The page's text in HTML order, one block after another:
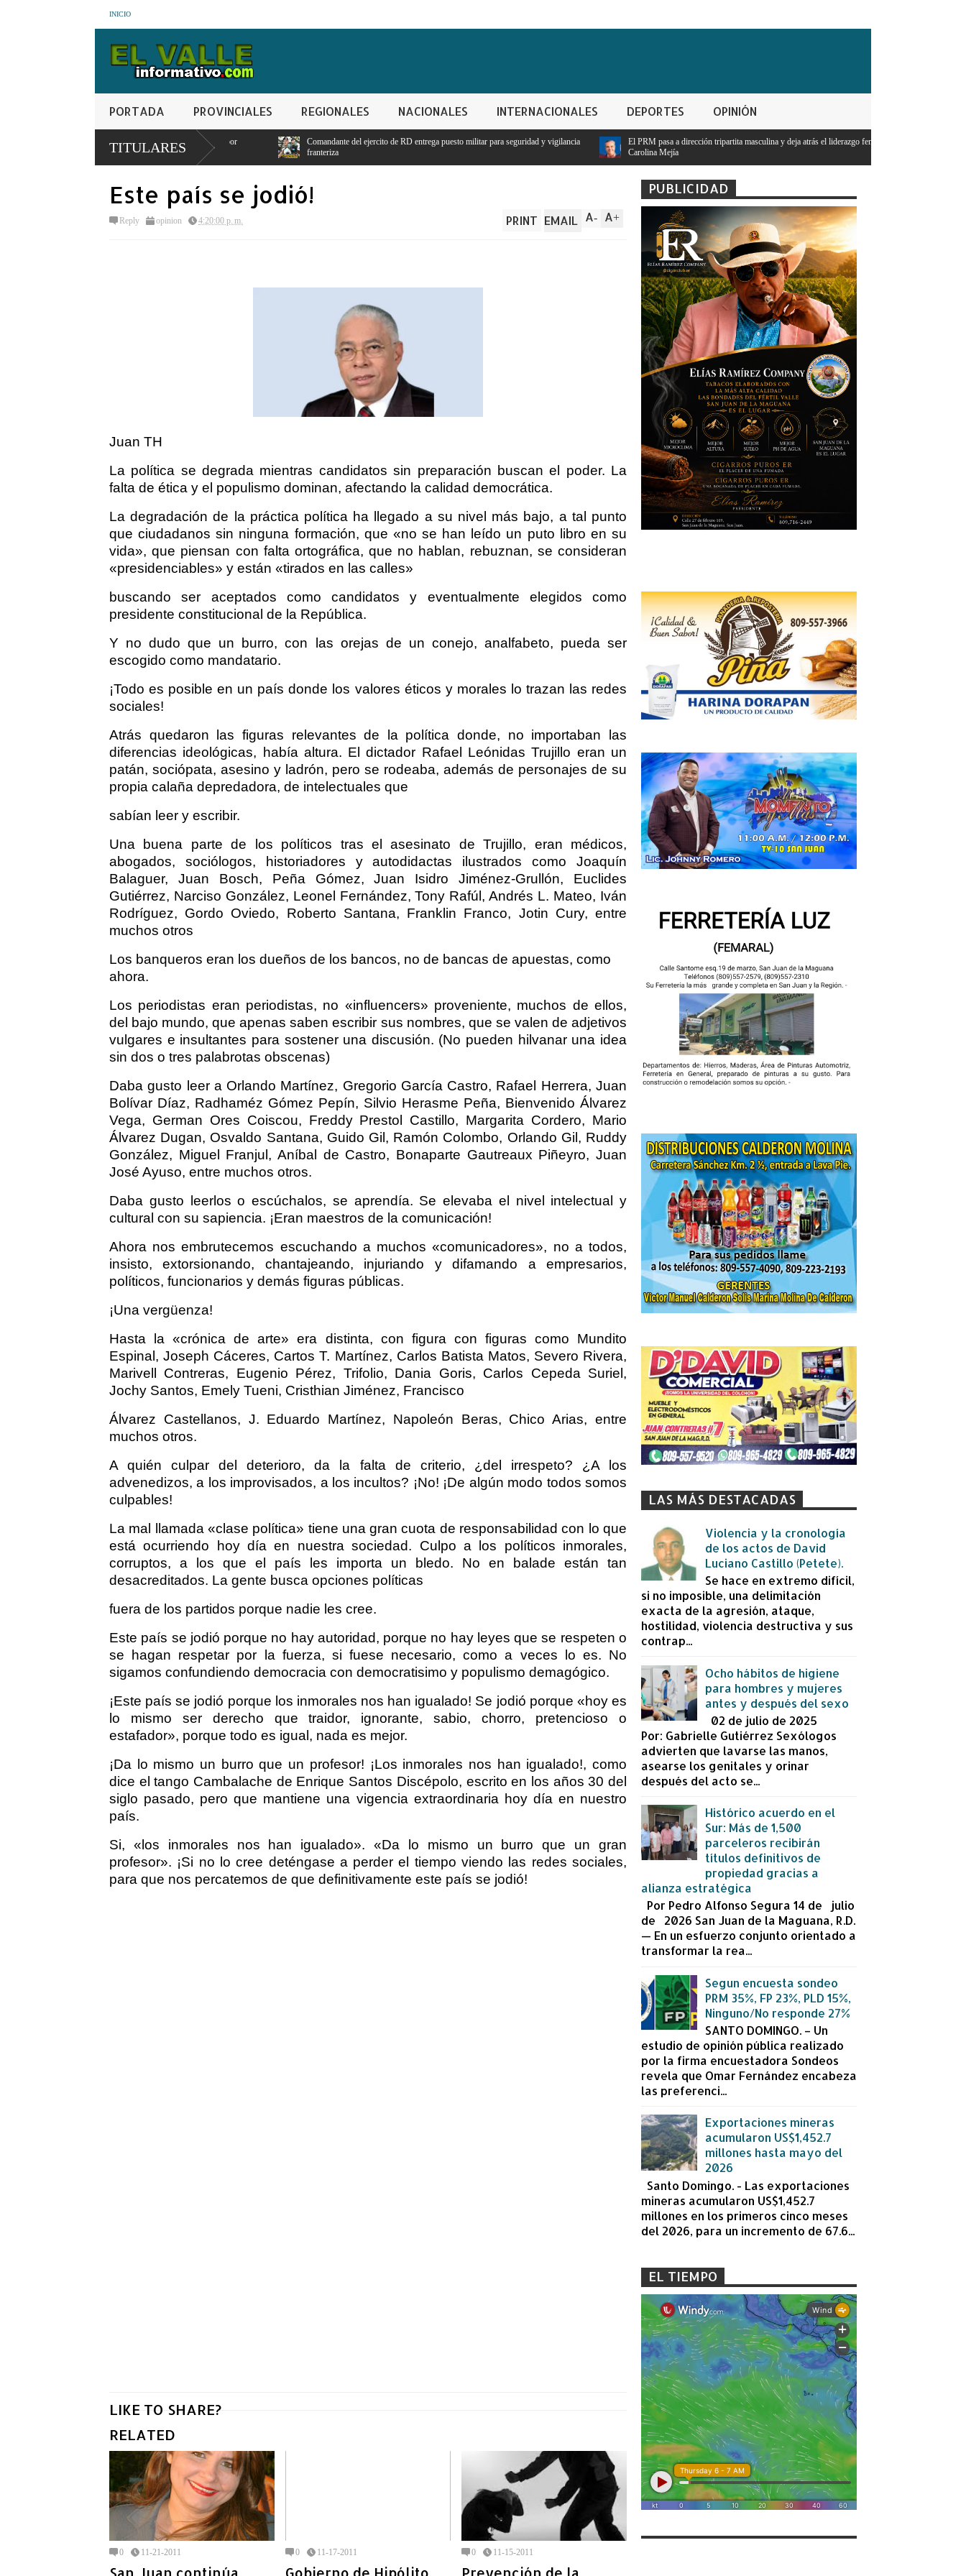
INICIO
PORTADA PROVINCIALES REGIONALES NACIONALES INTERNACIONALES DEPORTES OPINIÓN
TITULARES
pierden sus cosechas por
Comandante del ejercito de RD entrega puesto militar para seguridad y vigilancia
franteriza
El PRM pasa a dirección tripartita masculina y deja atrás el liderazgo femenino de
Este país se jodió!
Reply opinion 4:20:00 p. m. A+
A-
PRINT EMAIL
Juan TH
La política se degrada mientras candidatos sin preparación buscan el poder. La
falta de ética y el populismo dominan, afectando la calidad democrática.
La degradación de la práctica política ha llegado a su nivel más bajo, a tal punto
que ciudadanos sin ninguna formación, que «no se han leído un puto libro en su
vida», que piensan con falta ortográfica, que no hablan, rebuznan, se consideran
«presidenciables» y están «tirados en las calles»
buscando ser aceptados como candidatos y eventualmente elegidos como
presidente constitucional de la República.
Y no dudo que un burro, con las orejas de un conejo, analfabeto, pueda ser
escogido como mandatario.
¡Todo es posible en un país donde los valores éticos y morales lo trazan las redes
sociales!
Atrás quedaron las figuras relevantes de la política donde, no importaban las
diferencias ideológicas, había altura. El dictador Rafael Leónidas Trujillo eran un
patán, sociópata, asesino y ladrón, pero se rodeaba, además de personajes de su
propia calaña depredadora, de intelectuales que
sabían leer y escribir.
Una buena parte de los políticos tras el asesinato de Trujillo, eran médicos,
abogados, sociólogos, historiadores y autodidactas ilustrados como Joaquín
Balaguer, Juan Bosch, Peña Gómez, Juan Isidro Jiménez-Grullón, Euclides
Gutiérrez, Narciso González, Leonel Fernández, Tony Rafúl, Andrés L. Mateo, Iván
Rodríguez, Gordo Oviedo, Roberto Santana, Franklin Franco, Jotin Cury, entre
muchos otros
Los banqueros eran los dueños de los bancos, no de bancas de apuestas, como
ahora.
Los periodistas eran periodistas, no «influencers» proveniente, muchos de ellos,
del bajo mundo, que apenas saben escribir sus nombres, que se valen de adjetivos
vulgares e insultantes para sostener una discusión. (No pueden hilvanar una idea
sin dos o tres palabrotas obscenas)
Daba gusto leer a Orlando Martínez, Gregorio García Castro, Rafael Herrera, Juan
Bolívar Díaz, Radhaméz Gómez Pepín, Silvio Herasme Peña, Bienvenido Álvarez
Vega, German Ores Coiscou, Freddy Prestol Castillo, Margarita Cordero, Mario
Álvarez Dugan, Osvaldo Santana, Guido Gil, Ramón Colombo, Orlando Gil, Ruddy
González, Miguel Franjul, Aníbal de Castro, Bonaparte Gautreaux Piñeyro, Juan
José Ayuso, entre muchos otros.
Daba gusto leerlos o escúchalos, se aprendía. Se elevaba el nivel intelectual y
cultural con su sapiencia. ¡Eran maestros de la comunicación!
Ahora nos embrutecemos escuchando a muchos «comunicadores», no a todos,
insisto, extorsionando, chantajeando, injuriando y difamando a empresarios,
políticos, funcionarios y demás figuras públicas.
¡Una vergüenza!
Hasta la «crónica de arte» era distinta, con figura con figuras como Mundito
Espinal, Joseph Cáceres, Cartos T. Martínez, Carlos Batista Matos, Severo Rivera,
Marivell Contreras, Eugenio Pérez, Trifolio, Dania Goris, Carlos Cepeda Suriel,
Jochy Santos, Emely Tueni, Cristhian Jiménez, Francisco
Álvarez Castellanos, J. Eduardo Martínez, Napoleón Beras, Chico Arias, entre
muchos otros.
A quién culpar del deterioro, da la falta de criterio, ¿del irrespeto? ¿A los
advenedizos, a los improvisados, a los incultos? ¡No! ¡De algún modo todos somos
culpables!
La mal llamada «clase política» tiene una gran cuota de responsabilidad con lo que
está ocurriendo hoy día en nuestra sociedad. Culpo a los políticos inmorales,
corruptos, a los que el país les importa un bledo. No en balade están tan
desacreditados. La gente busca opciones políticas
fuera de los partidos porque nadie les cree.
Este país se jodió porque no hay autoridad, porque no hay leyes que se respeten o
se hagan respetar por la fuerza, si fuese necesario, como a veces lo es. No
sigamos confundiendo democracia con democratisimo y populismo demagógico.
¡Este país se jodió porque los inmorales nos han igualado! Se jodió porque «hoy es
lo mismo ser derecho que traidor, ignorante, sabio, chorro, pretencioso o
estafador», porque todo es igual, nada es mejor.
¡Da lo mismo un burro que un profesor! ¡Los inmorales nos han igualado!, como
dice el tango Cambalache de Enrique Santos Discépolo, escrito en los años 30 del
siglo pasado, pero que mantiene una vigencia extraordinaria hoy día en nuestro
país.
Si, «los inmorales nos han igualado». «Da lo mismo un burro que un gran
profesor». ¡Si no lo cree deténgase a perder el tiempo viendo las redes sociales,
para que nos percatemos de que definitivamente este país se jodió!
LIKE TO SHARE?
RELATED
0 11-21-2011 0 11-17-2011 0 11-15-2011
PUBLICIDAD
LAS MÁS DESTACADAS
Violencia y la cronología
de los actos de David
Luciano Castillo (Petete).
Se hace en extremo difícil,
si no imposible, una delimitación
exacta de la agresión, ataque,
hostilidad, violencia destructiva y sus
contrap...
Ocho hábitos de higiene
para hombres y mujeres
antes y después del sexo
02 de julio de 2025
Por: Gabrielle Gutiérrez Sexólogos
advierten que lavarse las manos,
asearse los genitales y orinar
después del acto se...
Histórico acuerdo en el
Sur: Más de 1,500
parceleros recibirán
títulos definitivos de
propiedad gracias a
alianza estratégica
Por Pedro Alfonso Segura 14 de julio
de 2026 San Juan de la Maguana, R.D.
— En un esfuerzo conjunto orientado a
transformar la rea...
Segun encuesta sondeo
PRM 35%, FP 23%, PLD 15%,
Ninguno/No responde 27%
SANTO DOMINGO. – Un
estudio de opinión pública realizado
por la firma encuestadora Sondeos
revela que Omar Fernández encabeza
las preferenci...
Exportaciones mineras
acumularon US$1,452.7
millones hasta mayo del
2026
Santo Domingo. - Las exportaciones
mineras acumularon US$1,452.7
millones en los primeros cinco meses
del 2026, para un incremento de 67.6...
EL TIEMPO